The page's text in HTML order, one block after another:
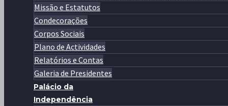
Missão e Estatutos
Condecorações
Corpos Sociais
Plano de Actividades
Relatórios e Contas
Galeria de Presidentes
Palácio da
Independência